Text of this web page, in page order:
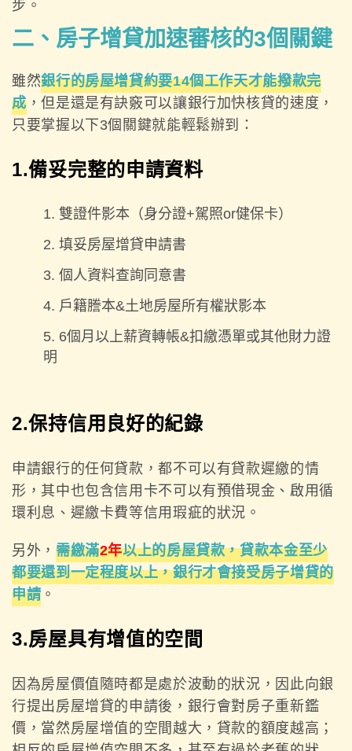
步。
二、房子增貸加速審核的3個關鍵
雖然銀行的房屋增貸約要14個工作天才能撥款完
成，但是還是有訣竅可以讓銀行加快核貸的速度，
只要掌握以下3個關鍵就能輕鬆辦到：
1.備妥完整的申請資料
雙證件影本（身分證+駕照or健保卡）
填妥房屋增貸申請書
個人資料查詢同意書
戶籍謄本&土地房屋所有權狀影本
6個月以上薪資轉帳&扣繳憑單或其他財力證
明
2.保持信用良好的紀錄
申請銀行的任何貸款，都不可以有貸款遲繳的情
形，其中也包含信用卡不可以有預借現金、啟用循
環利息、遲繳卡費等信用瑕疵的狀況。
另外， 需繳滿2年以上的房屋貸款，貸款本金至少
都要還到一定程度以上，銀行才會接受房子增貸的
申請 。
3.房屋具有增值的空間
因為房屋價值隨時都是處於波動的狀況，因此向銀
行提出房屋增貸的申請後，銀行會對房子重新鑑
價，當然房屋增值的空間越大，貸款的額度越高；